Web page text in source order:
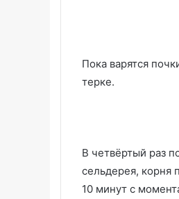
Пока варятся
терке.
В четвёртый раз
сельдерея, корня
10 минут с